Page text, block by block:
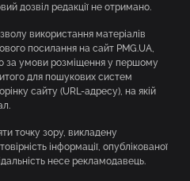
дозвіл редакції не отримано.
використання матеріалів
посилання на сайт PMG.UA,
за умови розміщення у першому
для пошукових систем
сайту (URL-адресу), на якій
точку зору, викладену
інформації, опублікованої
несе рекламодавець.